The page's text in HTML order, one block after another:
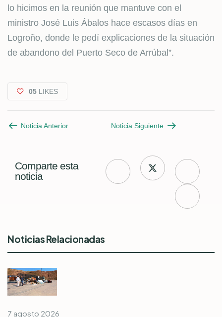
lo hicimos en la reunión que mantuve con el
ministro José Luis Ábalos hace escasos días en
Logroño, donde le pedí explicaciones de la situación
de abandono del Puerto Seco de Arrúbal”.
05 LIKES
Noticia Anterior Noticia Siguiente
Comparte esta
noticia
Noticias Relacionadas
7 agosto 2026